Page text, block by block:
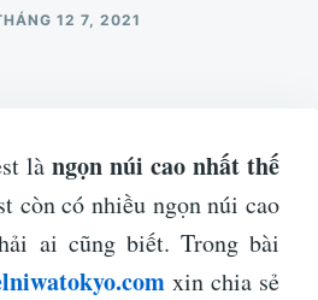
12 7, 2021
là ngọn núi cao nhất thế
còn có nhiều ngọn núi cao
ai cũng biết. Trong bài
xin chia sẻ